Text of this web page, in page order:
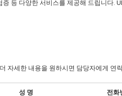
증 등 다양한 서비스를 제공해 드립니다.
자세한 내용을 원하시면 담당자에게 연
성 명 전화